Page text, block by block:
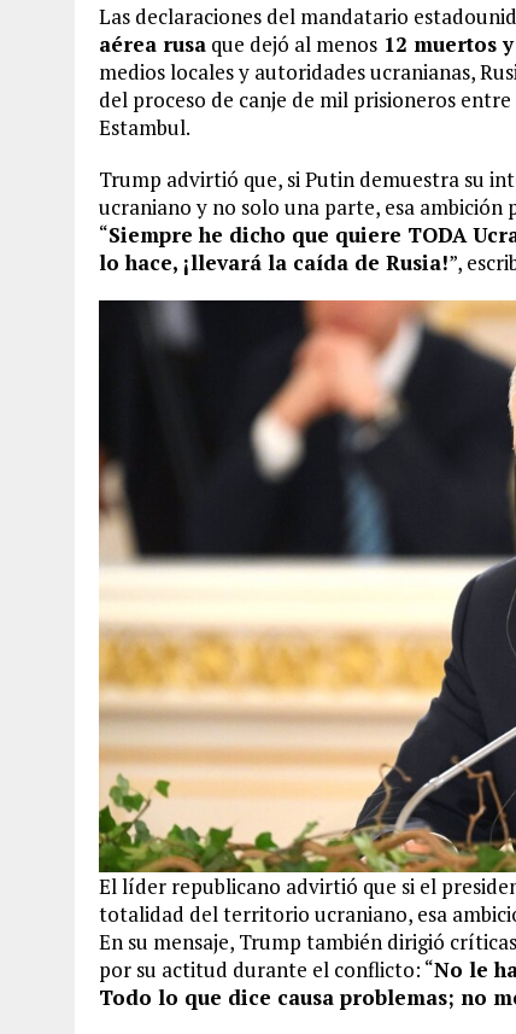
Las declaraciones del mandatario
aérea rusa que dejó al menos 12 muertos
medios locales y autoridades ucranianas,
del proceso de canje de mil prisioneros
Estambul.
Trump advirtió que, si Putin demuestra su
ucraniano y no solo una parte, esa ambición
“Siempre he dicho que quiere TODA
lo hace, ¡llevará la caída de Rusia!”,
El líder republicano advirtió que si el
totalidad del territorio ucraniano, esa
En su mensaje, Trump también dirigió
por su actitud durante el conflicto: “No le
Todo lo que dice causa problemas; no